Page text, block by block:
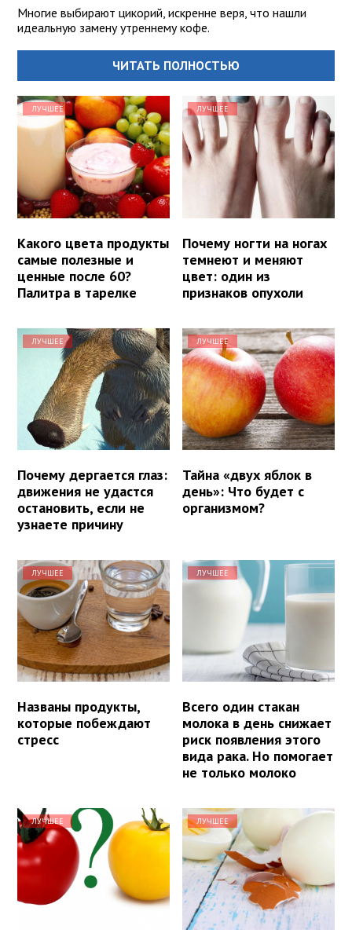
Многие выбирают цикорий, искренне веря, что нашли
идеальную замену утреннему кофе.
ЧИТАТЬ ПОЛНОСТЬЮ
ЛУЧШЕЕ
Какого цвета продукты
самые полезные и
ценные после 60?
Палитра в тарелке
ЛУЧШЕЕ
Почему ногти на ногах
темнеют и меняют
цвет: один из
признаков опухоли
ЛУЧШЕЕ
Почему дергается глаз:
движения не удастся
остановить, если не
узнаете причину
ЛУЧШЕЕ
Тайна «двух яблок в
день»: Что будет с
организмом?
ЛУЧШЕЕ
Названы продукты,
которые побеждают
стресс
ЛУЧШЕЕ
Всего один стакан
молока в день снижает
риск появления этого
вида рака. Но помогает
не только молоко
ЛУЧШЕЕ ЛУЧШЕЕ